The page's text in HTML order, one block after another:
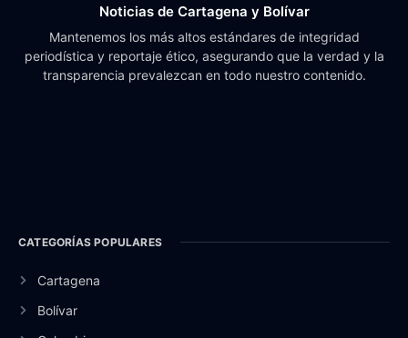
Noticias de Cartagena y Bolívar
Mantenemos los más altos estándares de integridad
periodística y reportaje ético, asegurando que la verdad y la
transparencia prevalezcan en todo nuestro contenido.
CATEGORÍAS POPULARES
Cartagena
Bolívar